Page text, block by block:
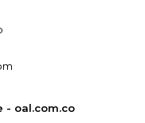
- oal.com.co